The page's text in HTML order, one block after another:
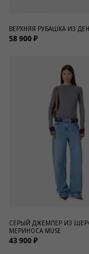
ВЕРХНЯЯ РУБАШКА ИЗ
58 900 ₽
СЕРЫЙ ДЖЕМПЕР ИЗ
МЕРИНОСА MUSE
43 900 ₽